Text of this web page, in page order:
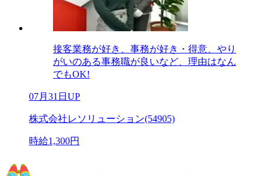
接客業務が好き、事務が好き・得意、やり
がいのある事務職が良いなど、理由はなん
でもOK!
07月31日UP
株式会社レソリューション(54905)
時給1,300円